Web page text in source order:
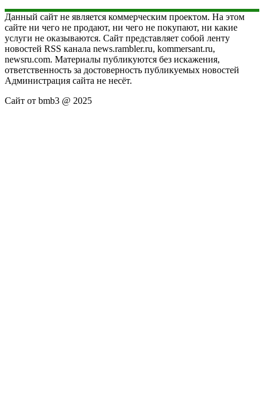
Данный сайт не является коммерческим проектом. На этом
сайте ни чего не продают, ни чего не покупают, ни какие
услуги не оказываются. Сайт представляет собой ленту
новостей RSS канала news.rambler.ru, kommersant.ru,
newsru.com. Материалы публикуются без искажения,
ответственность за достоверность публикуемых новостей
Администрация сайта не несёт.
Сайт от bmb3 @ 2025